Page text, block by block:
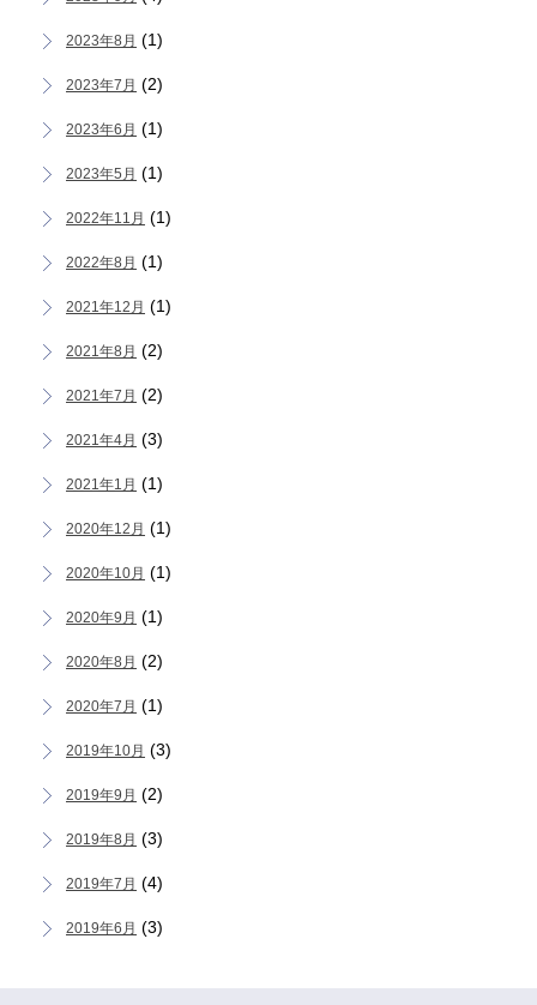
2023年8月 (1)
2023年7月 (2)
2023年6月 (1)
2023年5月 (1)
2022年11月 (1)
2022年8月 (1)
2021年12月 (1)
2021年8月 (2)
2021年7月 (2)
2021年4月 (3)
2021年1月 (1)
2020年12月 (1)
2020年10月 (1)
2020年9月 (1)
2020年8月 (2)
2020年7月 (1)
2019年10月 (3)
2019年9月 (2)
2019年8月 (3)
2019年7月 (4)
2019年6月 (3)